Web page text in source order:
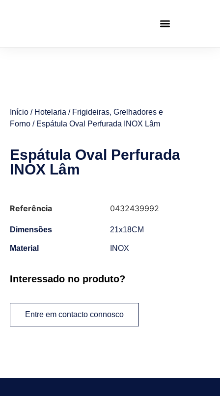
Início / Hotelaria / Frigideiras, Grelhadores e
Forno / Espátula Oval Perfurada INOX Lâm
Espátula Oval Perfurada
INOX Lâm
Referência 0432439992
Dimensões 21x18CM
Material INOX
Interessado no produto?
Entre em contacto connosco